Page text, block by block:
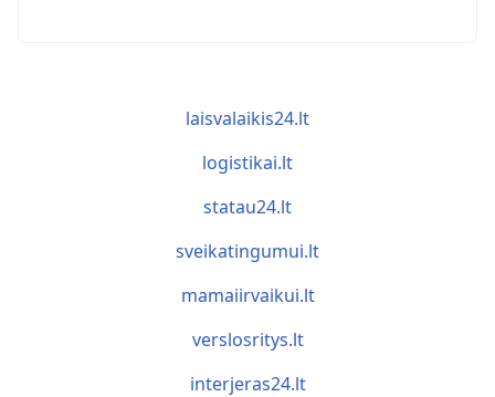
laisvalaikis24.lt
logistikai.lt
statau24.lt
sveikatingumui.lt
mamaiirvaikui.lt
verslosritys.lt
interjeras24.lt